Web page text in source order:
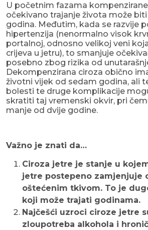
U početnim fazama
očekivano trajanje života može biti
godina. Međutim, kada se razvije
hipertenzija (nenormalno visok
portalnoj, odnosno velikoj veni
crijeva u jetru), to smanjuje
posebno zbog rizika od
Dekompenzirana ciroza obično
životni vijek od sedam godina, ali
bolesti te druge komplikacije
skratiti taj vremenski okvir, pri
manje od dvije godine.
Važno je znati da…
Ciroza jetre je stanje u
jetre postepeno zamjenjuje
oštećenim tkivom. To je
koji može trajati godinama.
Najčešći uzroci ciroze jetre
zloupotreba alkohola i